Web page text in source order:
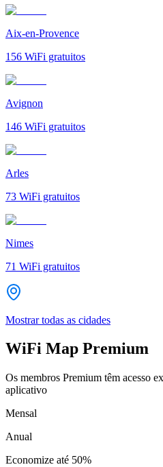
Aix-en-Provence
156 WiFi gratuitos
Avignon
146 WiFi gratuitos
Arles
73 WiFi gratuitos
Nimes
71 WiFi gratuitos
Mostrar todas as cidades
WiFi Map Premium
Os membros Premium têm acesso
aplicativo
Mensal
Anual
Economize até 50%